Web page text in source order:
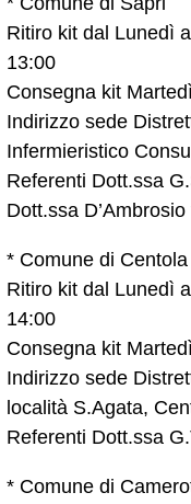
Ritiro kit dal Lunedì
13:00
Consegna kit
Indirizzo sede
Infermieristico
Referenti Dott.ssa
Dott.ssa
* Comune di Centola
Ritiro kit dal Lunedì
14:00
Consegna kit
Indirizzo sede
località S.Agata,
Referenti Dott.ssa
* Comune di